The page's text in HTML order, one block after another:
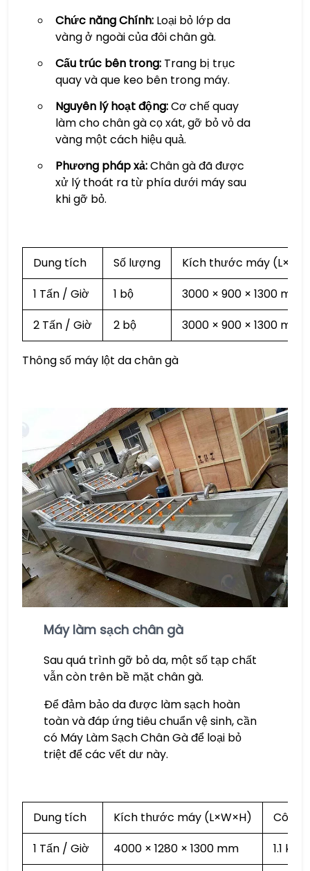
Chức năng Chính:Loại bỏ lớp da
vàng ở ngoài của đôi chân gà.
Cấu trúc bên trong:Trang bị trục
quay và que keo bên trong máy.
Nguyên lý hoạt động:Cơ chế quay
làm cho chân gà cọ xát, gỡ bỏ vỏ da
vàng một cách hiệu quả.
Phương pháp xả:Chân gà đã được
xử lý thoát ra từ phía dưới máy sau
khi gỡ bỏ.
Dung tích Số lượng
Kích thước máy
1 Tấn / Giờ
1 bộ
3000 × 900 × 1300 mm
2 Tấn / Giờ
2 bộ 3000 × 900 × 1300 mm
Thông số máy lột da chân gà
Máy làm sạch chân gà
Sau quá trình gỡ bỏ da, một số tạp chất
vẫn còn trên bề mặt chân gà.
Để đảm bảo da được làm sạch hoàn
toàn và đáp ứng tiêu chuẩn vệ sinh, cần
có Máy Làm Sạch Chân Gà để loại bỏ
triệt để các vết dư này.
Dung tích Kích thước máy (L×W×H)
Công
1 Tấn / Giờ
4000 × 1280 × 1300 mm
1.1 kW